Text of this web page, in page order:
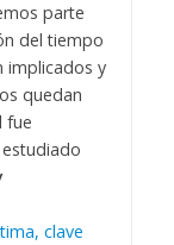
parte
del tiempo
implicados y
quedan
fue
clave